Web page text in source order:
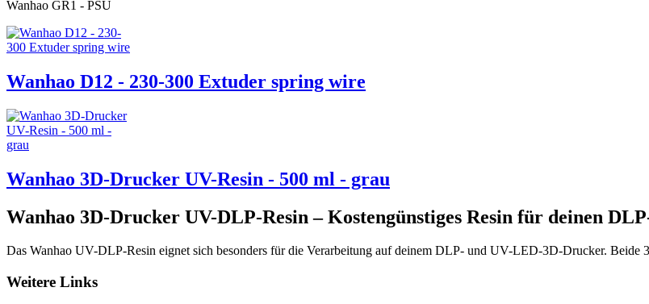
Wanhao GR1 - PSU
Wanhao D12 - 230-300 Extuder spring wire
Wanhao 3D-Drucker UV-Resin - 500 ml - grau
Wanhao 3D-Drucker UV-DLP-Resin – Kostengünstiges Resin für deinen
Das Wanhao UV-DLP-Resin eignet sich besonders für die Verarbeitung auf deinem DLP- und UV-LED-3D-Drucker. Beide
Weitere Links